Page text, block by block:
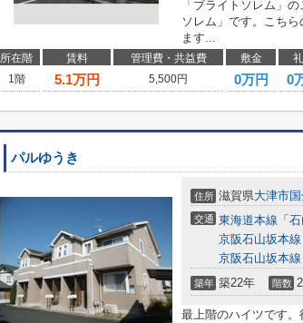
「ブライトソレム」
ソレム」です。こち
ます...
所在階 賃料 管理費・共益費 敷金
1階
5.1万円 5,500円 0万円 0
パルゆうき
住所 滋賀県大津市
交通 東海道本線 「 石
京阪石山坂本線
京阪石山坂本線
築年 築22年 階数
最上階のハイツです